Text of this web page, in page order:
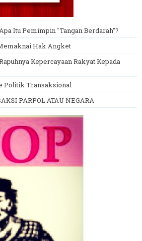
Itu Pemimpin "Tangan Berdarah"?
Hak Angket
Kepercayaan Rakyat Kepada
Politik Transaksional
PARPOL ATAU NEGARA